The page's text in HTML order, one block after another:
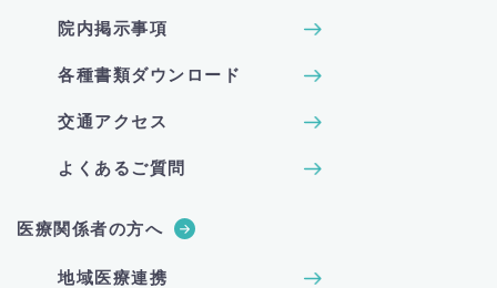
院内掲示事項
各種書類ダウンロード
交通アクセス
よくあるご質問
医療関係者の方へ
地域医療連携